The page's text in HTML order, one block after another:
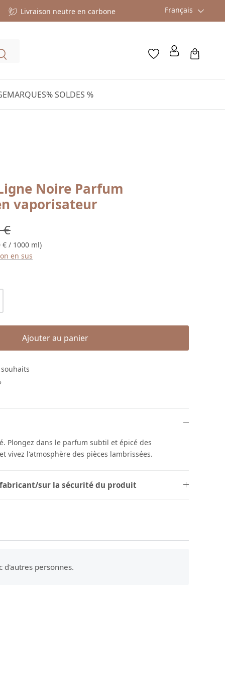
Livraison neutre en carbone Français
MARQUES% SOLDES %
Noire Parfum
vaporisateur
:
€
€ / 1000 ml)
en sus
: Entrez la quantité souhaitée
Ajouter au panier
Plongez dans le parfum subtil et épicé des
vivez l'atmosphère des pièces lambrissées.
sur la sécurité du produit
d'autres personnes.